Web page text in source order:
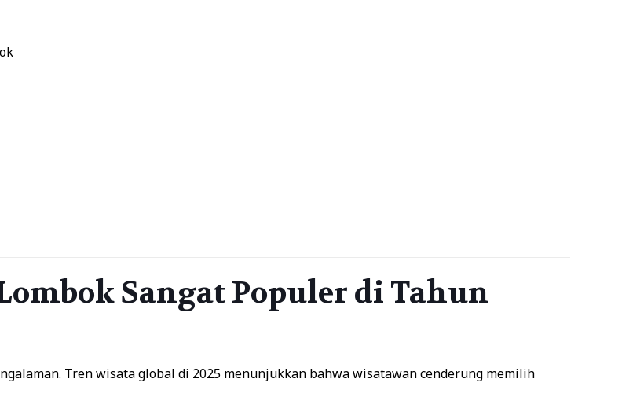
Sangat Populer di Tahun
Tren wisata global di 2025 menunjukkan bahwa wisatawan cenderung memilih